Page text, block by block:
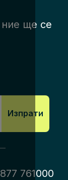
ще се
Изпрати
761000